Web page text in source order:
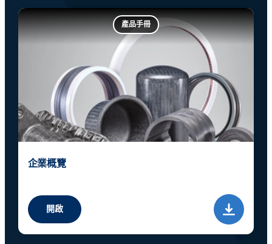
產品手冊
企業概覽
開啟